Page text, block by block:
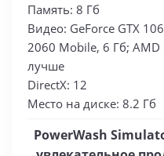
Память: 8 Гб
Видео: GeForce GTX
2060 Mobile, 6 Гб; AMD
лучше
DirectX: 12
Место на диске: 8.2 Гб
PowerWash